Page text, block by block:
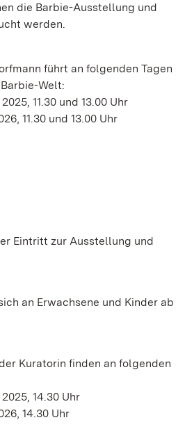
die Barbie-Ausstellung und
werden.
führt an folgenden Tagen
Welt:
11.30 und 13.00 Uhr
11.30 und 13.00 Uhr
Eintritt zur Ausstellung und
an Erwachsene und Kinder ab
Kuratorin finden an folgenden
14.30 Uhr
14.30 Uhr